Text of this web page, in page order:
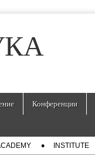
Конференции
INSTITUTE